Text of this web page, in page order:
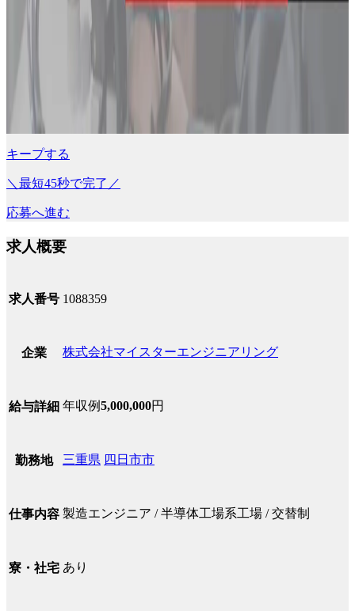
キープする
＼最短45秒で完了／
応募へ進む
求人概要
求人番号 1088359
企業 株式会社マイスターエンジニアリング
給与詳細 年収例5,000,000円
勤務地 三重県 四日市市
仕事内容 製造エンジニア / 半導体工場系工場 / 交替制
寮・社宅 あり